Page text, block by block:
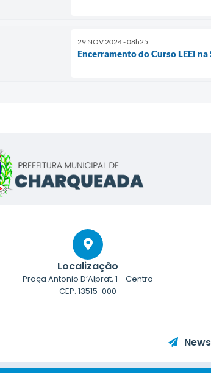
29 NOV 2024 - 08h25
Encerramento do Curso LEEI
Localização
Praça Antonio D’Alprat, 1 - Centro
CEP: 13515-000